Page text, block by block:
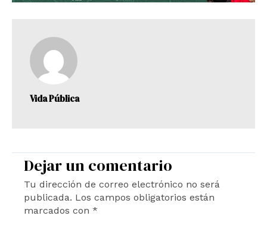
Vida Pública
Dejar un comentario
Tu dirección de correo electrónico no será
publicada. Los campos obligatorios están
marcados con *